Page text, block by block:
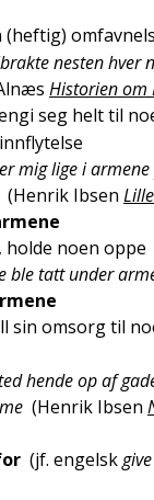
(heftig)
nesten hver
Historien om
seg helt til
mig lige i
(Henrik Ibsen
noen oppe
ble tatt under
sin omsorg til
hende op af
(Henrik Ibsen
(jf. engelsk